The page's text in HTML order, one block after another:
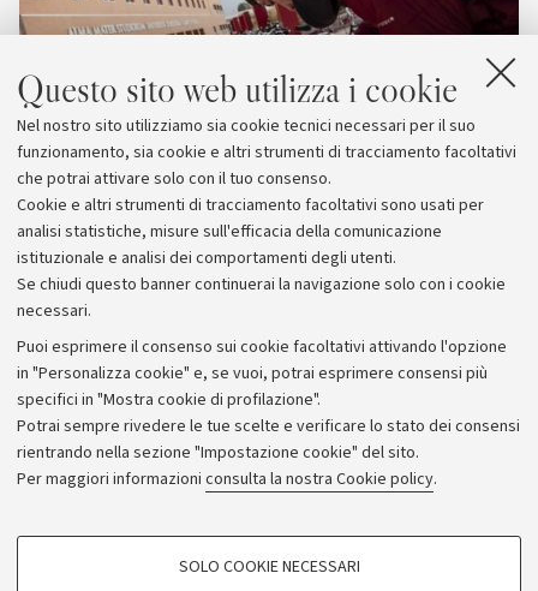
Questo sito web utilizza i cookie
Nel nostro sito utilizziamo sia cookie tecnici necessari per il suo
funzionamento, sia cookie e altri strumenti di tracciamento facoltativi
che potrai attivare solo con il tuo consenso.
Cookie e altri strumenti di tracciamento facoltativi sono usati per
analisi statistiche, misure sull'efficacia della comunicazione
istituzionale e analisi dei comportamenti degli utenti.
Se chiudi questo banner continuerai la navigazione solo con i cookie
necessari.
Puoi esprimere il consenso sui cookie facoltativi attivando l'opzione
in "Personalizza cookie" e, se vuoi, potrai esprimere consensi più
specifici in "Mostra cookie di profilazione".
Potrai sempre rivedere le tue scelte e verificare lo stato dei consensi
rientrando nella sezione "Impostazione cookie" del sito.
Per maggiori informazioni consulta la nostra Cookie policy.
COOKIE DI PROFILAZIONE - FACOLTATIVI
SOLO COOKIE NECESSARI
Archivio
Comunicati stampa
Redazione
Rassegna stampa